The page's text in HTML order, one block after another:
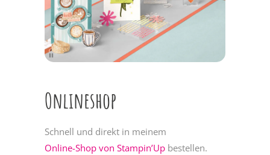
Onlineshop
Schnell und direkt in meinem
Online-Shop von Stampin’Up bestellen.